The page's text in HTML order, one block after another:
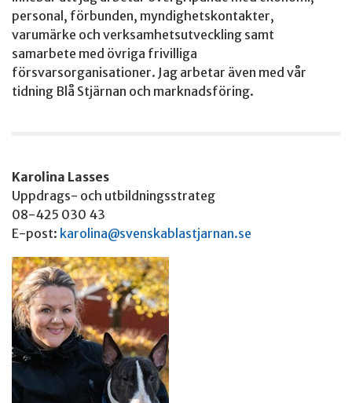
personal, förbunden, myndighetskontakter,
varumärke och verksamhetsutveckling samt
samarbete med övriga frivilliga
försvarsorganisationer. Jag arbetar även med vår
tidning Blå Stjärnan och marknadsföring.
Karolina Lasses
Uppdrags- och utbildningsstrateg
08-425 030 43
E-post: karolina@svenskablastjarnan.se